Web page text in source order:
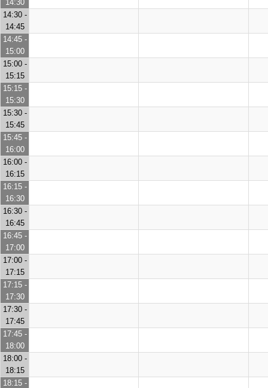
14:30
14:30 -
14:45
14:45 -
15:00
15:00 -
15:15
15:15 -
15:30
15:30 -
15:45
15:45 -
16:00
16:00 -
16:15
16:15 -
16:30
16:30 -
16:45
16:45 -
17:00
17:00 -
17:15
17:15 -
17:30
17:30 -
17:45
17:45 -
18:00
18:00 -
18:15
18:15 -